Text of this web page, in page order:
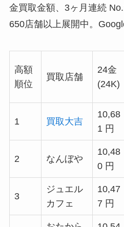
金買取金額、3ヶ月連続
650店舗以上展開中。
高額
順位
買取店舗
24金
(24K)
1 買取大吉
10,68
1 円
2 なんぼや
10,48
0 円
3
ジュエル
カフェ
10,47
7 円